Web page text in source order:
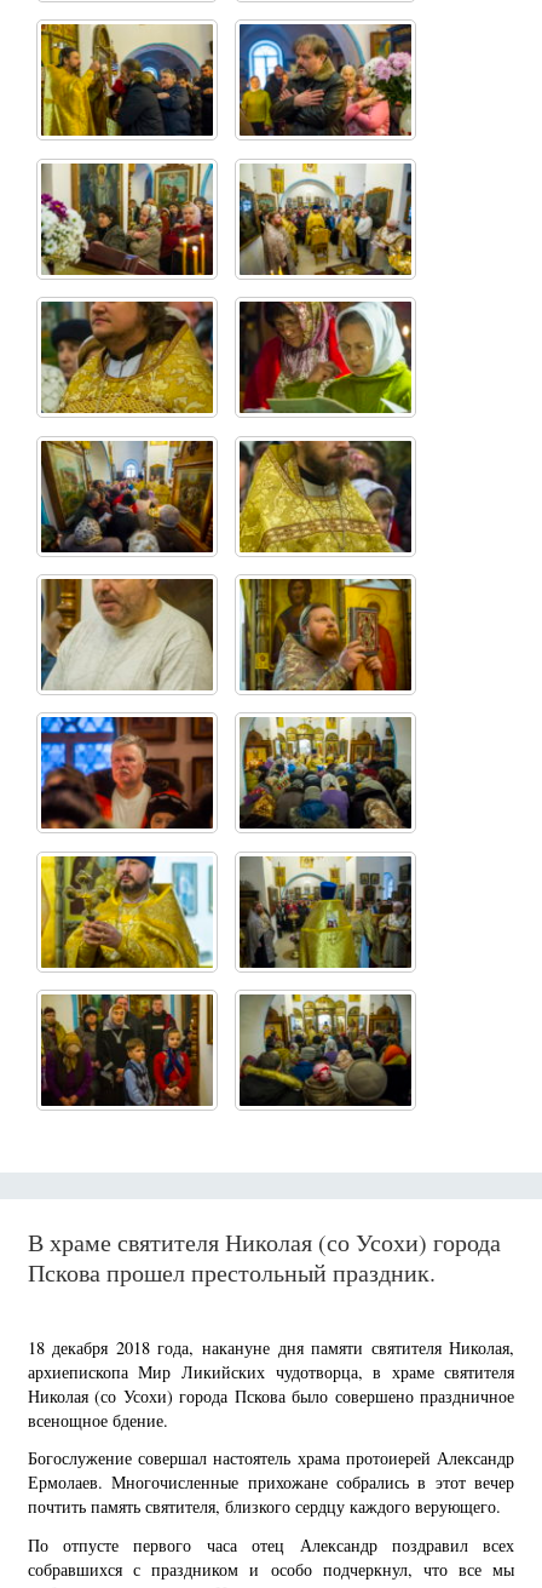
В храме святителя Николая (со Усохи) города
Пскова прошел престольный праздник.
18 декабря 2018 года, накануне дня памяти святителя Николая,
архиепископа Мир Ликийских чудотворца, в храме святителя
Николая (со Усохи) города Пскова было совершено праздничное
всенощное бдение.
Богослужение совершал настоятель храма протоиерей Александр
Ермолаев. Многочисленные прихожане собрались в этот вечер
почтить память святителя, близкого сердцу каждого верующего.
По отпусте первого часа отец Александр поздравил всех
собравшихся с праздником и особо подчеркнул, что все мы